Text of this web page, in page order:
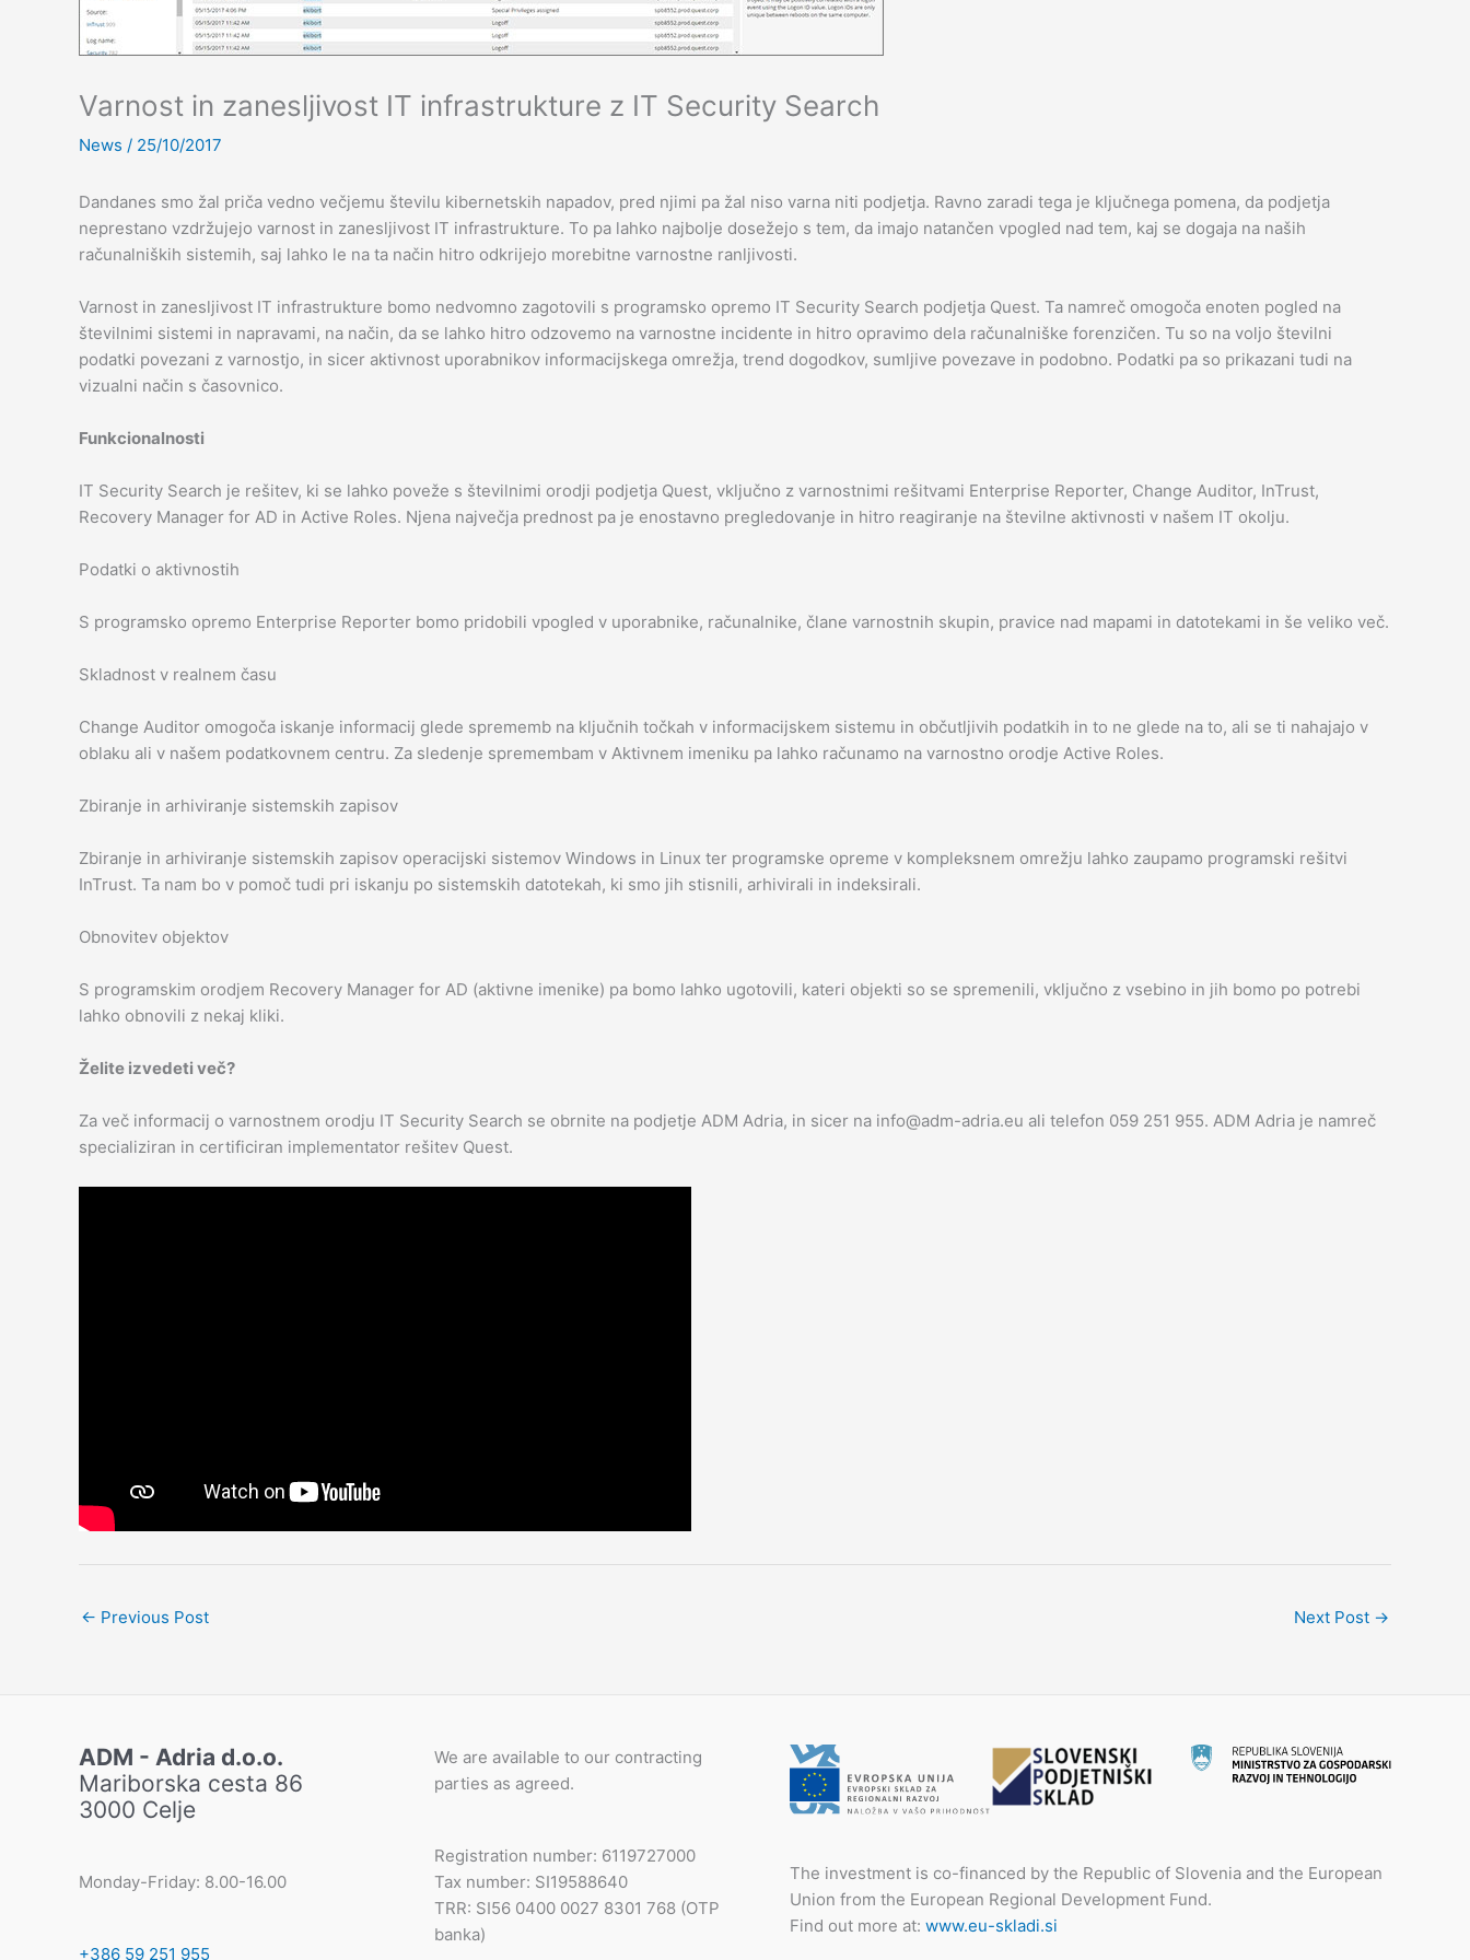
Varnost in zanesljivost IT infrastrukture z IT Security Search
News / 25/10/2017
Dandanes smo žal priča vedno večjemu številu kibernetskih napadov, pred njimi pa žal niso varna niti podjetja. Ravno zaradi tega je ključnega pomena, da podjetja
neprestano vzdržujejo varnost in zanesljivost IT infrastrukture. To pa lahko najbolje dosežejo s tem, da imajo natančen vpogled nad tem, kaj se dogaja na naših
računalniških sistemih, saj lahko le na ta način hitro odkrijejo morebitne varnostne ranljivosti.
Varnost in zanesljivost IT infrastrukture bomo nedvomno zagotovili s programsko opremo IT Security Search podjetja Quest. Ta namreč omogoča enoten pogled na
številnimi sistemi in napravami, na način, da se lahko hitro odzovemo na varnostne incidente in hitro opravimo dela računalniške forenzičen. Tu so na voljo številni
podatki povezani z varnostjo, in sicer aktivnost uporabnikov informacijskega omrežja, trend dogodkov, sumljive povezave in podobno. Podatki pa so prikazani tudi na
vizualni način s časovnico.
Funkcionalnosti
IT Security Search je rešitev, ki se lahko poveže s številnimi orodji podjetja Quest, vključno z varnostnimi rešitvami Enterprise Reporter, Change Auditor, InTrust,
Recovery Manager for AD in Active Roles. Njena največja prednost pa je enostavno pregledovanje in hitro reagiranje na številne aktivnosti v našem IT okolju.
Podatki o aktivnostih
S programsko opremo Enterprise Reporter bomo pridobili vpogled v uporabnike, računalnike, člane varnostnih skupin, pravice nad mapami in datotekami in še veliko več.
Skladnost v realnem času
Change Auditor omogoča iskanje informacij glede sprememb na ključnih točkah v informacijskem sistemu in občutljivih podatkih in to ne glede na to, ali se ti nahajajo v
oblaku ali v našem podatkovnem centru. Za sledenje spremembam v Aktivnem imeniku pa lahko računamo na varnostno orodje Active Roles.
Zbiranje in arhiviranje sistemskih zapisov
Zbiranje in arhiviranje sistemskih zapisov operacijski sistemov Windows in Linux ter programske opreme v kompleksnem omrežju lahko zaupamo programski rešitvi
InTrust. Ta nam bo v pomoč tudi pri iskanju po sistemskih datotekah, ki smo jih stisnili, arhivirali in indeksirali.
Obnovitev objektov
S programskim orodjem Recovery Manager for AD (aktivne imenike) pa bomo lahko ugotovili, kateri objekti so se spremenili, vključno z vsebino in jih bomo po potrebi
lahko obnovili z nekaj kliki.
Želite izvedeti več?
Za več informacij o varnostnem orodju IT Security Search se obrnite na podjetje ADM Adria, in sicer na info@adm-adria.eu ali telefon 059 251 955. ADM Adria je namreč
specializiran in certificiran implementator rešitev Quest.
← Previous Post Next Post →
ADM - Adria d.o.o.
Mariborska cesta 86
3000 Celje
Monday-Friday: 8.00-16.00
+386 59 251 955
We are available to our contracting
parties as agreed.
Registration number: 6119727000
Tax number: SI19588640
TRR: SI56 0400 0027 8301 768 (OTP
banka)
The investment is co-financed by the Republic of Slovenia and the European
Union from the European Regional Development Fund.
Find out more at: www.eu-skladi.si